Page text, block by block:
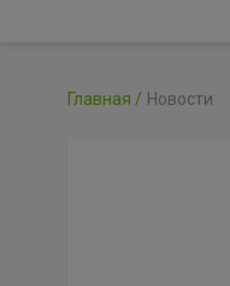
Главная Новости